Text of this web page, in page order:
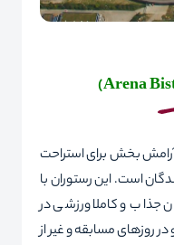
Arena
)
آرامش بخش برای استراحت
است. این رستوران با
جذاب و کاملا ورزشی در
روزهای مسابقه و غیر از